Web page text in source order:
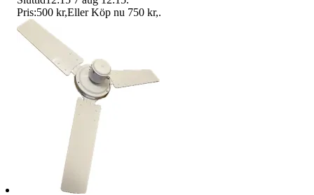
Pris:500 kr,Eller Köp nu 750 kr,.